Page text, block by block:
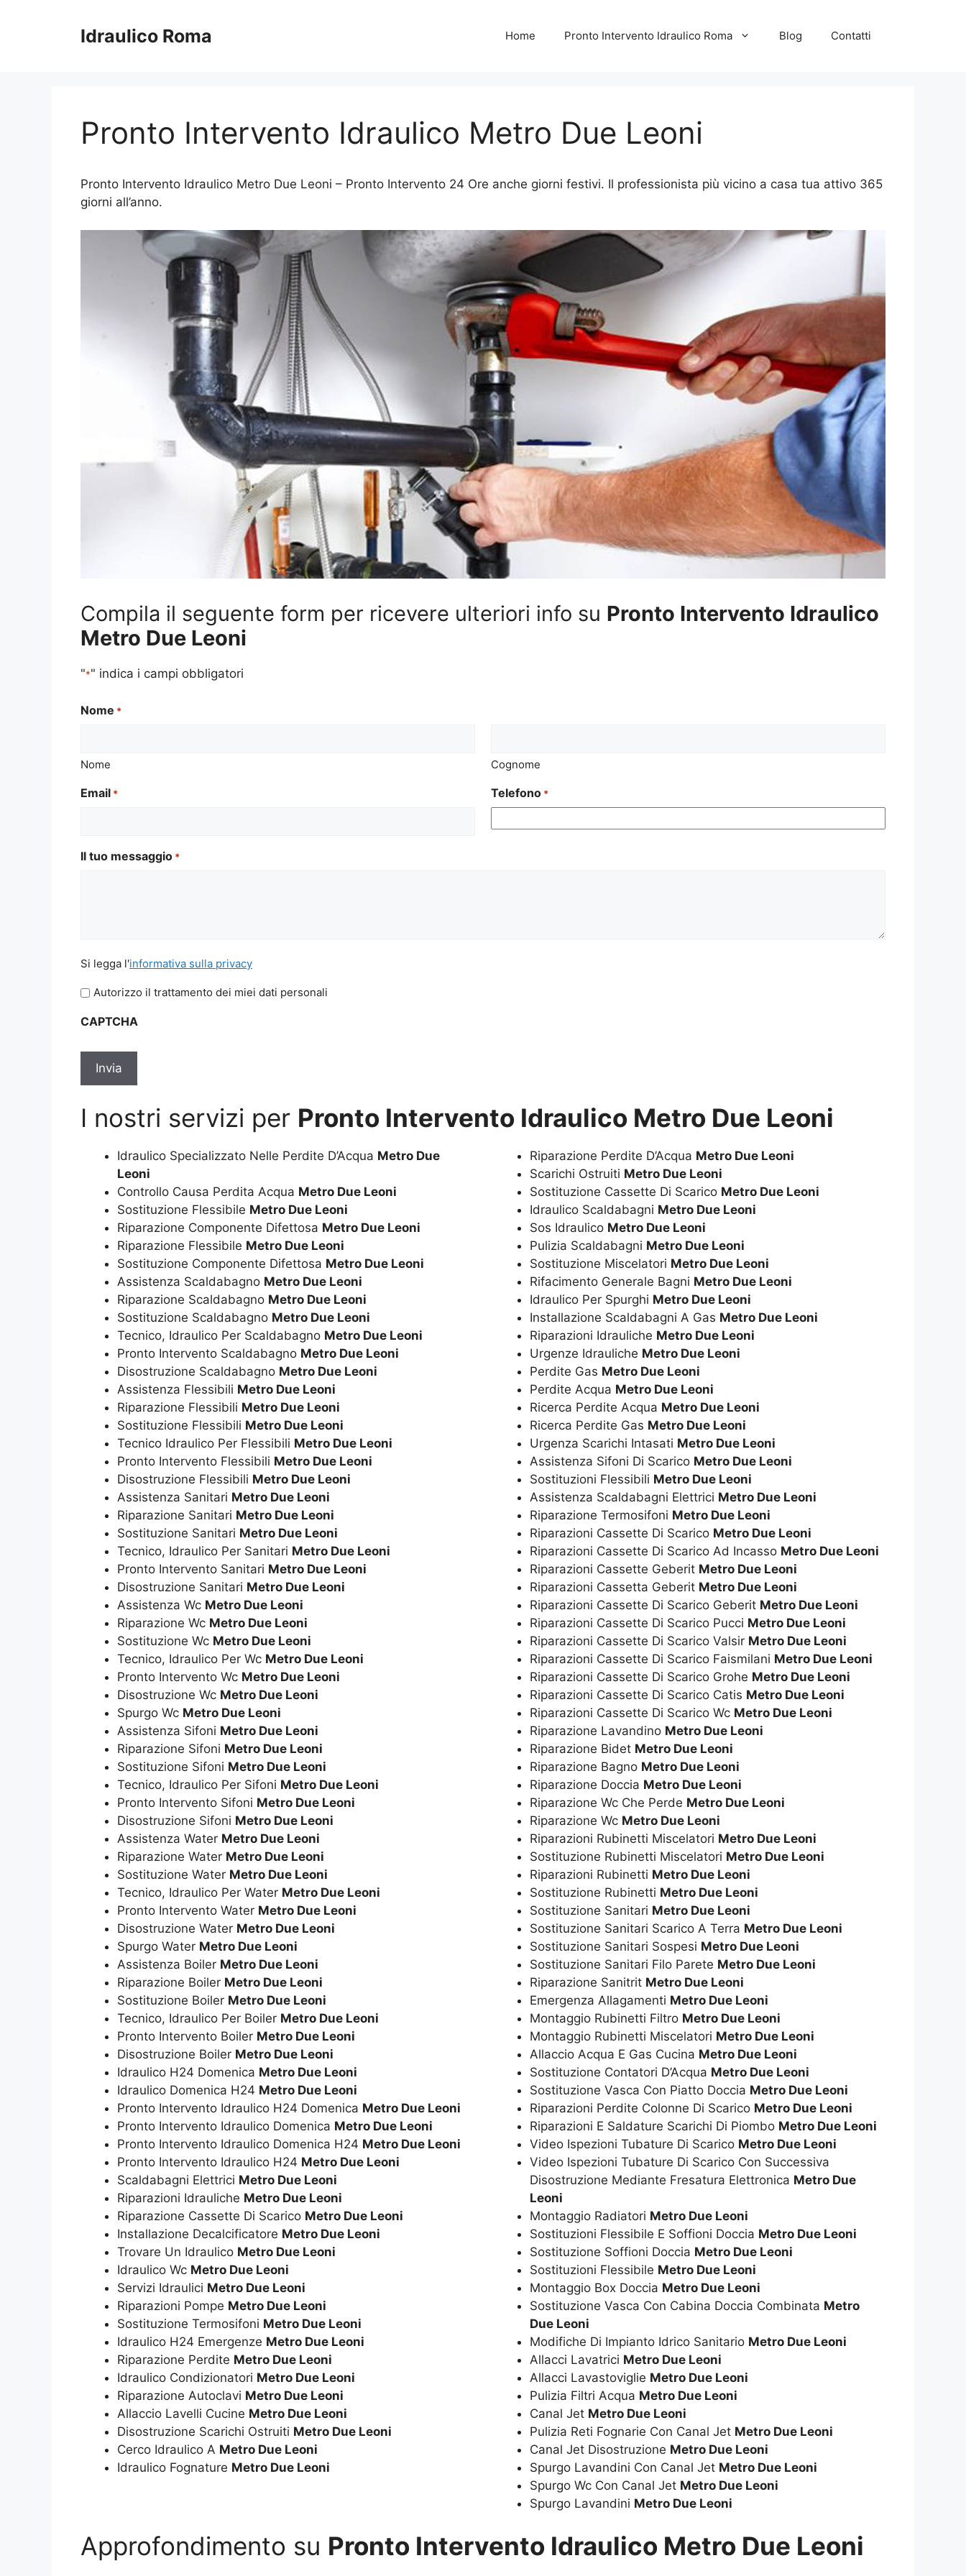
Idraulico Roma Home Pronto Intervento Idraulico Roma Blog Contatti
Pronto Intervento Idraulico Metro Due Leoni
Pronto Intervento Idraulico Metro Due Leoni – Pronto Intervento 24 Ore anche giorni festivi. Il professionista più vicino a casa tua attivo 365
giorni all’anno.
Compila il seguente form per ricevere ulteriori info su Pronto Intervento Idraulico
Metro Due Leoni
"*" indica i campi obbligatori
Nome *
Nome Cognome
Email * Telefono *
Il tuo messaggio *
Si
l'informativa
sulla
*
Si legga l'informativa sulla privacy
Autorizzo il trattamento dei miei dati personali
CAPTCHA
I nostri servizi per Pronto Intervento Idraulico Metro Due Leoni
Idraulico Specializzato Nelle Perdite D’Acqua Metro Due
Leoni
Controllo Causa Perdita Acqua Metro Due Leoni
Sostituzione Flessibile Metro Due Leoni
Riparazione Componente Difettosa Metro Due Leoni
Riparazione Flessibile Metro Due Leoni
Sostituzione Componente Difettosa Metro Due Leoni
Assistenza Scaldabagno Metro Due Leoni
Riparazione Scaldabagno Metro Due Leoni
Sostituzione Scaldabagno Metro Due Leoni
Tecnico, Idraulico Per Scaldabagno Metro Due Leoni
Pronto Intervento Scaldabagno Metro Due Leoni
Disostruzione Scaldabagno Metro Due Leoni
Assistenza Flessibili Metro Due Leoni
Riparazione Flessibili Metro Due Leoni
Sostituzione Flessibili Metro Due Leoni
Tecnico Idraulico Per Flessibili Metro Due Leoni
Pronto Intervento Flessibili Metro Due Leoni
Disostruzione Flessibili Metro Due Leoni
Assistenza Sanitari Metro Due Leoni
Riparazione Sanitari Metro Due Leoni
Sostituzione Sanitari Metro Due Leoni
Tecnico, Idraulico Per Sanitari Metro Due Leoni
Pronto Intervento Sanitari Metro Due Leoni
Disostruzione Sanitari Metro Due Leoni
Assistenza Wc Metro Due Leoni
Riparazione Wc Metro Due Leoni
Sostituzione Wc Metro Due Leoni
Tecnico, Idraulico Per Wc Metro Due Leoni
Pronto Intervento Wc Metro Due Leoni
Disostruzione Wc Metro Due Leoni
Spurgo Wc Metro Due Leoni
Assistenza Sifoni Metro Due Leoni
Riparazione Sifoni Metro Due Leoni
Sostituzione Sifoni Metro Due Leoni
Tecnico, Idraulico Per Sifoni Metro Due Leoni
Pronto Intervento Sifoni Metro Due Leoni
Disostruzione Sifoni Metro Due Leoni
Assistenza Water Metro Due Leoni
Riparazione Water Metro Due Leoni
Sostituzione Water Metro Due Leoni
Tecnico, Idraulico Per Water Metro Due Leoni
Pronto Intervento Water Metro Due Leoni
Disostruzione Water Metro Due Leoni
Spurgo Water Metro Due Leoni
Assistenza Boiler Metro Due Leoni
Riparazione Boiler Metro Due Leoni
Sostituzione Boiler Metro Due Leoni
Tecnico, Idraulico Per Boiler Metro Due Leoni
Pronto Intervento Boiler Metro Due Leoni
Disostruzione Boiler Metro Due Leoni
Idraulico H24 Domenica Metro Due Leoni
Idraulico Domenica H24 Metro Due Leoni
Pronto Intervento Idraulico H24 Domenica Metro Due Leoni
Pronto Intervento Idraulico Domenica Metro Due Leoni
Pronto Intervento Idraulico Domenica H24 Metro Due Leoni
Pronto Intervento Idraulico H24 Metro Due Leoni
Scaldabagni Elettrici Metro Due Leoni
Riparazioni Idrauliche Metro Due Leoni
Riparazione Cassette Di Scarico Metro Due Leoni
Installazione Decalcificatore Metro Due Leoni
Trovare Un Idraulico Metro Due Leoni
Idraulico Wc Metro Due Leoni
Servizi Idraulici Metro Due Leoni
Riparazioni Pompe Metro Due Leoni
Sostituzione Termosifoni Metro Due Leoni
Idraulico H24 Emergenze Metro Due Leoni
Riparazione Perdite Metro Due Leoni
Idraulico Condizionatori Metro Due Leoni
Riparazione Autoclavi Metro Due Leoni
Allaccio Lavelli Cucine Metro Due Leoni
Disostruzione Scarichi Ostruiti Metro Due Leoni
Cerco Idraulico A Metro Due Leoni
Idraulico Fognature Metro Due Leoni
Riparazione Perdite D’Acqua Metro Due Leoni
Scarichi Ostruiti Metro Due Leoni
Sostituzione Cassette Di Scarico Metro Due Leoni
Idraulico Scaldabagni Metro Due Leoni
Sos Idraulico Metro Due Leoni
Pulizia Scaldabagni Metro Due Leoni
Sostituzione Miscelatori Metro Due Leoni
Rifacimento Generale Bagni Metro Due Leoni
Idraulico Per Spurghi Metro Due Leoni
Installazione Scaldabagni A Gas Metro Due Leoni
Riparazioni Idrauliche Metro Due Leoni
Urgenze Idrauliche Metro Due Leoni
Perdite Gas Metro Due Leoni
Perdite Acqua Metro Due Leoni
Ricerca Perdite Acqua Metro Due Leoni
Ricerca Perdite Gas Metro Due Leoni
Urgenza Scarichi Intasati Metro Due Leoni
Assistenza Sifoni Di Scarico Metro Due Leoni
Sostituzioni Flessibili Metro Due Leoni
Assistenza Scaldabagni Elettrici Metro Due Leoni
Riparazione Termosifoni Metro Due Leoni
Riparazioni Cassette Di Scarico Metro Due Leoni
Riparazioni Cassette Di Scarico Ad Incasso Metro Due Leoni
Riparazioni Cassette Geberit Metro Due Leoni
Riparazioni Cassetta Geberit Metro Due Leoni
Riparazioni Cassette Di Scarico Geberit Metro Due Leoni
Riparazioni Cassette Di Scarico Pucci Metro Due Leoni
Riparazioni Cassette Di Scarico Valsir Metro Due Leoni
Riparazioni Cassette Di Scarico Faismilani Metro Due Leoni
Riparazioni Cassette Di Scarico Grohe Metro Due Leoni
Riparazioni Cassette Di Scarico Catis Metro Due Leoni
Riparazioni Cassette Di Scarico Wc Metro Due Leoni
Riparazione Lavandino Metro Due Leoni
Riparazione Bidet Metro Due Leoni
Riparazione Bagno Metro Due Leoni
Riparazione Doccia Metro Due Leoni
Riparazione Wc Che Perde Metro Due Leoni
Riparazione Wc Metro Due Leoni
Riparazioni Rubinetti Miscelatori Metro Due Leoni
Sostituzione Rubinetti Miscelatori Metro Due Leoni
Riparazioni Rubinetti Metro Due Leoni
Sostituzione Rubinetti Metro Due Leoni
Sostituzione Sanitari Metro Due Leoni
Sostituzione Sanitari Scarico A Terra Metro Due Leoni
Sostituzione Sanitari Sospesi Metro Due Leoni
Sostituzione Sanitari Filo Parete Metro Due Leoni
Riparazione Sanitrit Metro Due Leoni
Emergenza Allagamenti Metro Due Leoni
Montaggio Rubinetti Filtro Metro Due Leoni
Montaggio Rubinetti Miscelatori Metro Due Leoni
Allaccio Acqua E Gas Cucina Metro Due Leoni
Sostituzione Contatori D’Acqua Metro Due Leoni
Sostituzione Vasca Con Piatto Doccia Metro Due Leoni
Riparazioni Perdite Colonne Di Scarico Metro Due Leoni
Riparazioni E Saldature Scarichi Di Piombo Metro Due Leoni
Video Ispezioni Tubature Di Scarico Metro Due Leoni
Video Ispezioni Tubature Di Scarico Con Successiva
Disostruzione Mediante Fresatura Elettronica Metro Due
Leoni
Montaggio Radiatori Metro Due Leoni
Sostituzioni Flessibile E Soffioni Doccia Metro Due Leoni
Sostituzione Soffioni Doccia Metro Due Leoni
Sostituzioni Flessibile Metro Due Leoni
Montaggio Box Doccia Metro Due Leoni
Sostituzione Vasca Con Cabina Doccia Combinata Metro
Due Leoni
Modifiche Di Impianto Idrico Sanitario Metro Due Leoni
Allacci Lavatrici Metro Due Leoni
Allacci Lavastoviglie Metro Due Leoni
Pulizia Filtri Acqua Metro Due Leoni
Canal Jet Metro Due Leoni
Pulizia Reti Fognarie Con Canal Jet Metro Due Leoni
Canal Jet Disostruzione Metro Due Leoni
Spurgo Lavandini Con Canal Jet Metro Due Leoni
Spurgo Wc Con Canal Jet Metro Due Leoni
Spurgo Lavandini Metro Due Leoni
Approfondimento su Pronto Intervento Idraulico Metro Due Leoni